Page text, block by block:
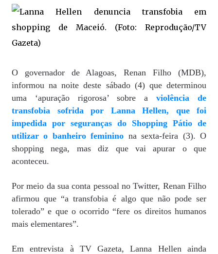
O governador de Alagoas, Renan Filho (MDB),
informou na noite deste sábado (4) que determinou
uma ‘apuração rigorosa’ sobre aviolência de
transfobia sofrida por Lanna Hellen, que foi
impedida por seguranças do Shopping Pátio de
utilizar o banheiro feminino na sexta-feira (3). O
shopping nega, mas diz que vai apurar o que
aconteceu.
Por meio da sua conta pessoal no Twitter, Renan Filho
afirmou que “a transfobia é algo que não pode ser
tolerado” e que o ocorrido “fere os direitos humanos
mais elementares”.
Em entrevista à TV Gazeta, Lanna Hellen ainda